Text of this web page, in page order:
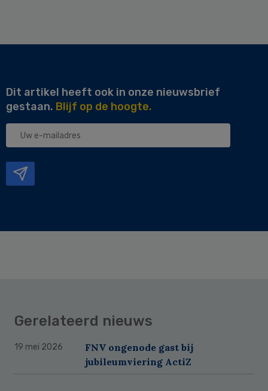
Dit artikel heeft ook in onze nieuwsbrief
gestaan. Blijf op de hoogte.
Uw
Gerelateerd nieuws
19 mei 2026
FNV ongenode gast bij
jubileumviering ActiZ